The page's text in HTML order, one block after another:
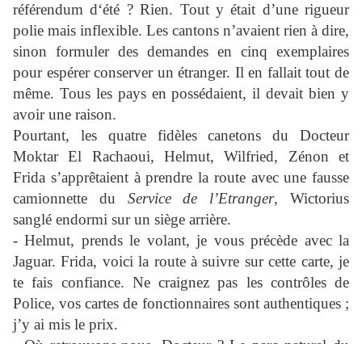
référendum d‘été ? Rien. Tout y était d’une rigueur
polie mais inflexible. Les cantons n’avaient rien à dire,
sinon formuler des demandes en cinq exemplaires
pour espérer conserver un étranger. Il en fallait tout de
même. Tous les pays en possédaient, il devait bien y
avoir une raison.
Pourtant, les quatre fidèles canetons du Docteur
Moktar El Rachaoui, Helmut, Wilfried, Zénon et
Frida s’apprêtaient à prendre la route avec une fausse
camionnette du Service de l’Etranger, Wictorius
sanglé endormi sur un siège arrière.
- Helmut, prends le volant, je vous précède avec la
Jaguar. Frida, voici la route à suivre sur cette carte, je
te fais confiance. Ne craignez pas les contrôles de
Police, vos cartes de fonctionnaires sont authentiques ;
j’y ai mis le prix.